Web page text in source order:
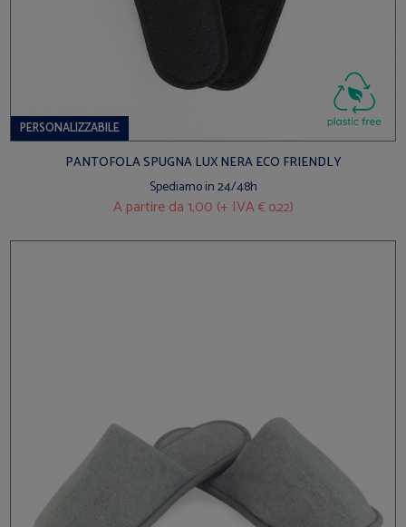
PERSONALIZZABILE
PANTOFOLA SPUGNA LUX NERA ECO FRIENDLY
Spediamo in 24/48h
A partire da1,00 (+ IVA€ 0,22)